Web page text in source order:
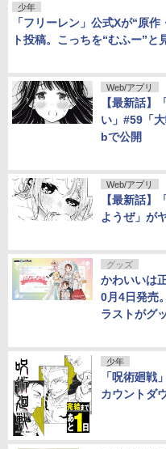
少年
「フリーレン」公式Xが“原
ト投稿。こっちを“むふー”と
Web/アプリ
【最新話】
い」#59「
bで公開
Web/アプリ
【最新話】
ようぜ」が
グッズ
かわいいは
0月4日発売
ラストがグ
少年
「呪術廻戦
カウントダ